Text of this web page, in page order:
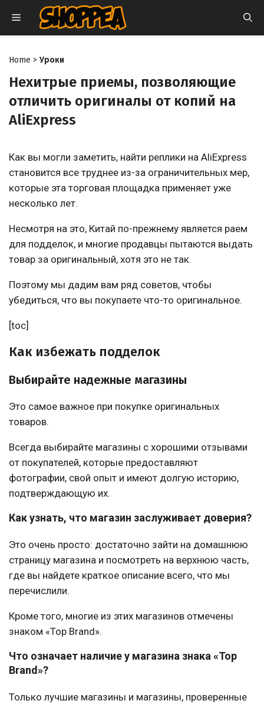
Перейти
содержимому
МЕНЮ
Home > Уроки
Нехитрые приемы, позволяющие
отличить оригиналы от копий на
AliExpress
Как вы могли заметить, найти реплики на AliExpress
становится все труднее из-за ограничительных мер,
которые эта торговая площадка применяет уже
несколько лет.
Несмотря на это, Китай по-прежнему является раем
для подделок, и многие продавцы пытаются выдать
товар за оригинальный, хотя это не так.
Поэтому мы дадим вам ряд советов, чтобы
убедиться, что вы покупаете что-то оригинальное.
[toc]
Как избежать подделок
Выбирайте надежные магазины
Это самое важное при покупке оригинальных
товаров.
Всегда выбирайте магазины с хорошими отзывами
от покупателей, которые предоставляют
фотографии, свой опыт и имеют долгую историю,
подтверждающую их.
Как узнать, что магазин заслуживает доверия?
Это очень просто: достаточно зайти на домашнюю
страницу магазина и посмотреть на верхнюю часть,
где вы найдете краткое описание всего, что мы
перечислили.
Кроме того, многие из этих магазинов отмечены
знаком «Top Brand».
Что означает наличие у магазина знака «Top
Brand»?
Только лучшие магазины и магазины, проверенные